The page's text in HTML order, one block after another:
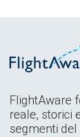
FlightAware
reale, storici
segmenti del